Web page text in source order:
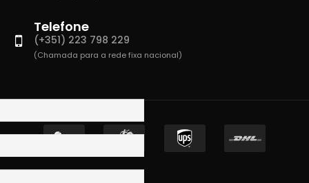
Telefone
(+351) 223 798 229
(Chamada para a rede fixa nacional)